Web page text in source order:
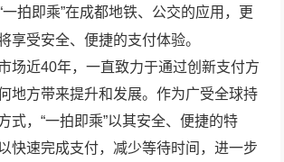
拍即乘”在成都地铁、公交的应用，更
享受安全、便捷的支付体验。
场近40年，一直致力于通过创新支付方
地方带来提升和发展。作为广受全球持
式，“一拍即乘”以其安全、便捷的特
快速完成支付，减少等待时间，进一步